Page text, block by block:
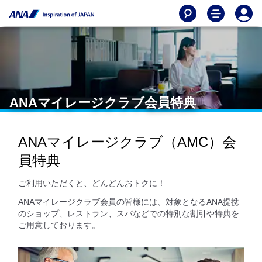
ANAマイレージクラブ会員特典
ANAマイレージクラブ（AMC）会
員特典
ご利用いただくと、どんどんおトクに！
ANAマイレージクラブ会員の皆様には、対象となるANA提携
のショップ、レストラン、スパなどでの特別な割引や特典を
ご用意しております。